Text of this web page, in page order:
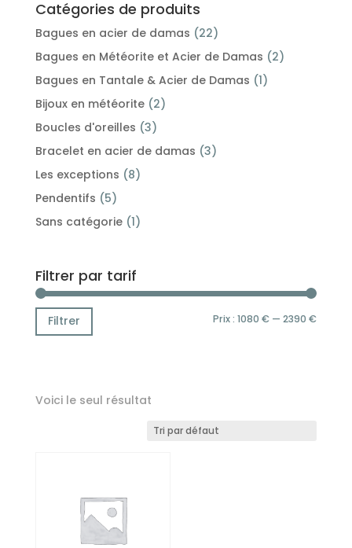
Catégories de produits
Bagues en acier de damas (22)
Bagues en Météorite et Acier de Damas (2)
Bagues en Tantale & Acier de Damas (1)
Bijoux en météorite (2)
Boucles d'oreilles (3)
Bracelet en acier de damas (3)
Les exceptions (8)
Pendentifs (5)
Sans catégorie (1)
Filtrer par tarif
Prix
Prix
Filtrer Prix :1080 € —2390 €
Voici le seul résultat